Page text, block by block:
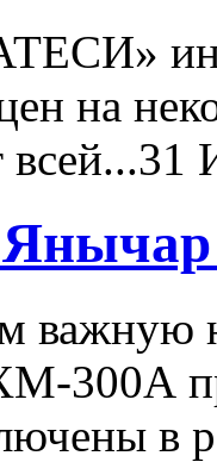
на
всей...31
важную
300А
в